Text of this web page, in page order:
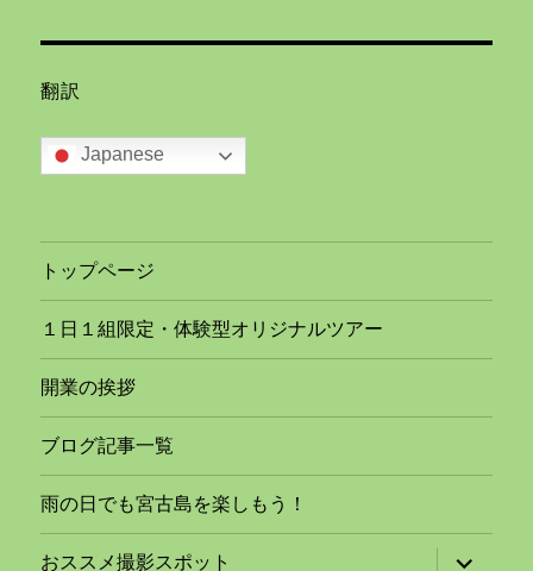
翻訳
Japanese
トップページ
１日１組限定・体験型オリジナルツアー
開業の挨拶
ブログ記事一覧
雨の日でも宮古島を楽しもう！
おススメ撮影スポット
サ